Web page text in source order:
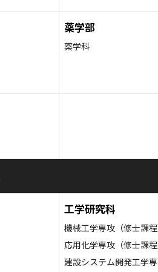
薬学部
薬学科
工学研究科
機械工学専攻（修士課程
応用化学専攻（修士課程
建設システム開発工学専